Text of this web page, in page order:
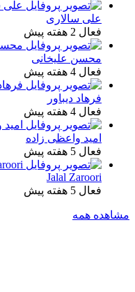
علی سالاری
فعال 2 هفته پیش
محسن علیخانی
فعال 4 هفته پیش
فرهاد دیباور
فعال 4 هفته پیش
امید واعظی زاده
فعال 5 هفته پیش
Jalal Zaroori
فعال 5 هفته پیش
مشاهده همه